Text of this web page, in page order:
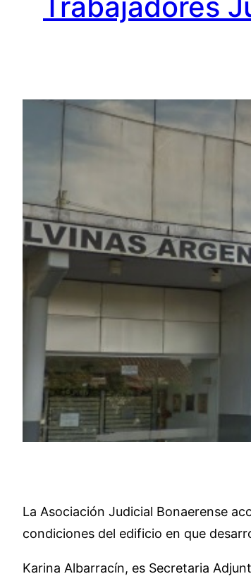
La Asociación Judicial Bonaerense
condiciones del edificio en que
Karina Albarracín, es Secretaria